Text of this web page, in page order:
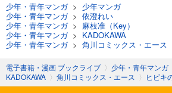
少年・青年マンガ> 少年マンガ
少年・青年マンガ> 依澄れい
少年・青年マンガ> 麻枝准（Key）
少年・青年マンガ> KADOKAWA
少年・青年マンガ> 角川コミックス・エース
電子書籍・漫画 ブックライブ 〉 少年・青年マンガ
KADOKAWA 〉 角川コミックス・エース 〉 ヒビキ